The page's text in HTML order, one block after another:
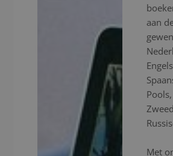
aan
Met